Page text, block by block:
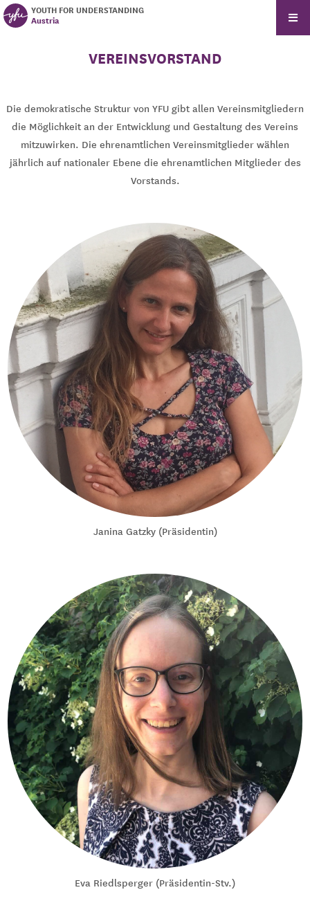
YOUTH FOR UNDERSTANDING
Austria
VEREINSVORSTAND
Die demokratische Struktur von YFU gibt allen Vereinsmitgliedern
die Möglichkeit an der Entwicklung und Gestaltung des Vereins
mitzuwirken. Die ehrenamtlichen Vereinsmitglieder wählen
jährlich auf nationaler Ebene die ehrenamtlichen Mitglieder des
Vorstands.
Janina Gatzky (Präsidentin)
Eva Riedlsperger (Präsidentin-Stv.)